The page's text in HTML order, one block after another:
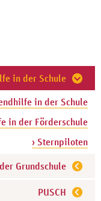
in der Schule
in der Schule
in der Förderschule
› Sternpiloten
Grundschule
PUSCH